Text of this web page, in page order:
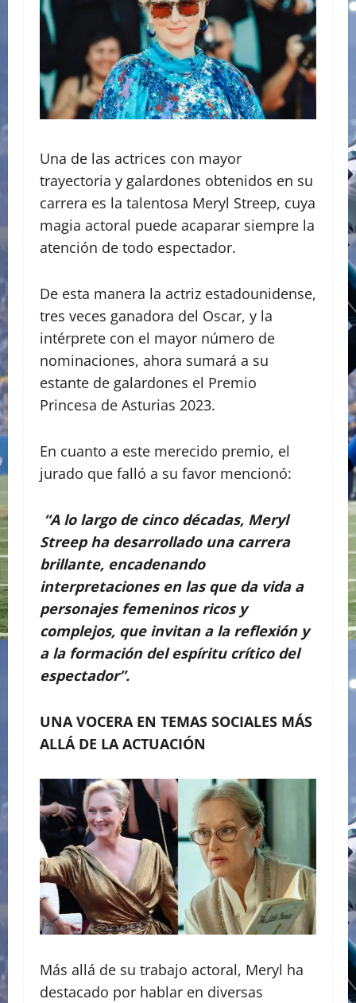
Una de las actrices con mayor
trayectoria y galardones obtenidos en su
carrera es la talentosa Meryl Streep, cuya
magia actoral puede acaparar siempre la
atención de todo espectador.
De esta manera la actriz estadounidense,
tres veces ganadora del Oscar, y la
intérprete con el mayor número de
nominaciones, ahora sumará a su
estante de galardones el Premio
Princesa de Asturias 2023.
En cuanto a este merecido premio, el
jurado que falló a su favor mencionó:
“A lo largo de cinco décadas, Meryl
Streep ha desarrollado una carrera
brillante, encadenando
interpretaciones en las que da vida a
personajes femeninos ricos y
complejos, que invitan a la reflexión y
a la formación del espíritu crítico del
espectador”.
UNA VOCERA EN TEMAS SOCIALES MÁS
ALLÁ DE LA ACTUACIÓN
Más allá de su trabajo actoral, Meryl ha
destacado por hablar en diversas